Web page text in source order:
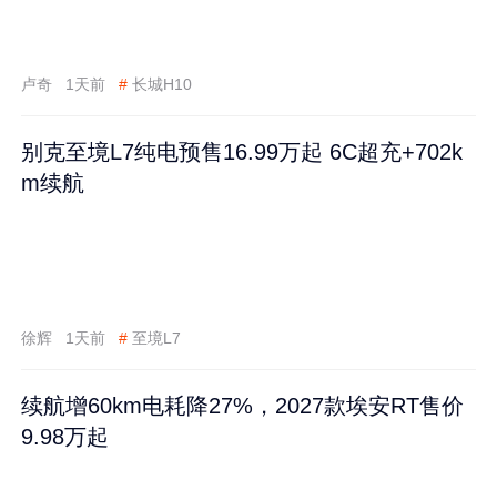
卢奇 1天前 # 长城H10
别克至境L7纯电预售16.99万起 6C超充+702k
m续航
徐辉 1天前 # 至境L7
续航增60km电耗降27%，2027款埃安RT售价
9.98万起